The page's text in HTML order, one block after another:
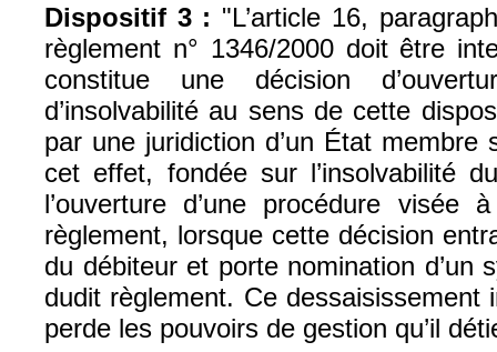
Dispositif 3: "L’article 16,
règlement n° 1346/2000 doit être
constitue une décision
d’insolvabilité au sens de cette
par une juridiction d’un État membre
cet effet, fondée sur l’insolvabilité
l’ouverture d’une procédure visée
règlement, lorsque cette décision
du débiteur et porte nomination d’un
dudit règlement. Ce dessaisissement
perde les pouvoirs de gestion qu’il